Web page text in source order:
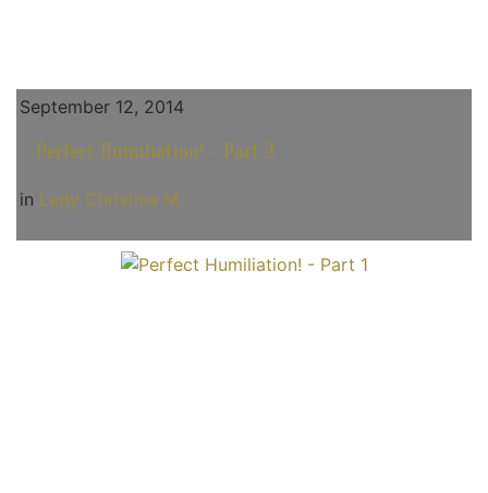
September 12, 2014
Perfect Humiliation! - Part 2
in Lady Christina M.